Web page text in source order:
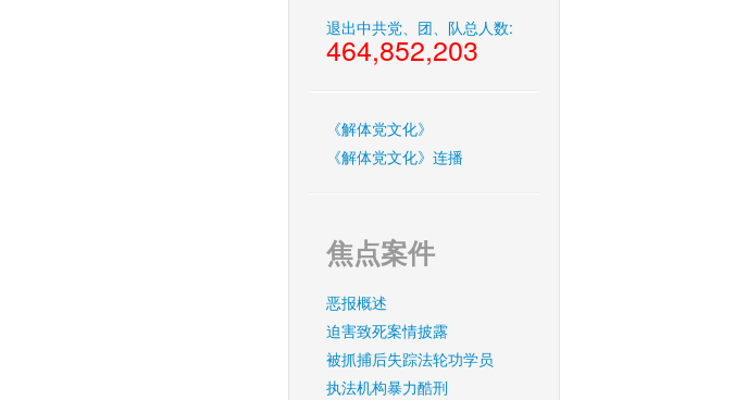
退出中共党、团、队总人数:
464,852,203
《解体党文化》
《解体党文化》连播
焦点案件
恶报概述
迫害致死案情披露
被抓捕后失踪法轮功学员
执法机构暴力酷刑